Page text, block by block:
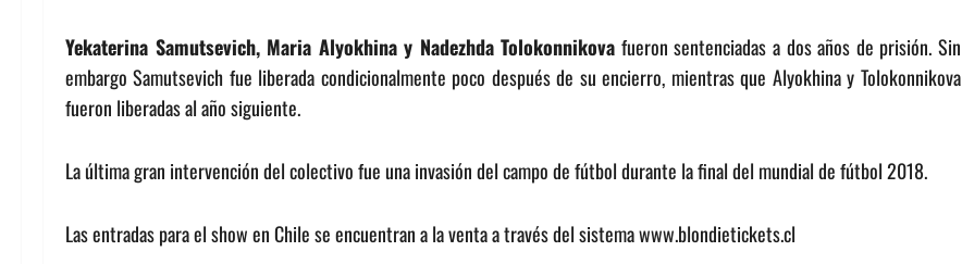
Yekaterina Samutsevich, Maria Alyokhina y Nadezhda Tolokonnikova fueron sentenciadas a dos años de prisión. Sin
embargo Samutsevich fue liberada condicionalmente poco después de su encierro, mientras que Alyokhina y Tolokonnikova
fueron liberadas al año siguiente.
La última gran intervención del colectivo fue una invasión del campo de fútbol durante la final del mundial de fútbol 2018.
Las entradas para el show en Chile se encuentran a la venta a través del sistema www.blondietickets.cl